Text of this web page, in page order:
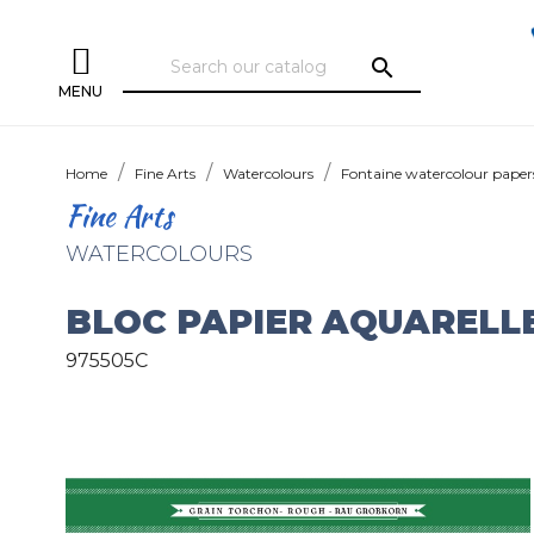
MENU
search
Home Fine Arts Watercolours Fontaine watercolour
Fine Arts
WATERCOLOURS
BLOC PAPIER
975505C